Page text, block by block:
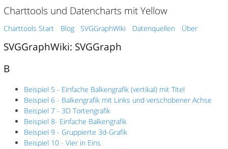
Charttools und Datencharts mit Yellow
Charttools Start Blog SVGGraphWiki Datenquellen Über
SVGGraphWiki: SVGGraph
B
Beispiel 5 - Einfache Balkengrafik (vertikal) mit Titel
Beispiel 6 - Balkengrafik mit Links und verschobener Achse
Beispiel 7 - 3D Tortengrafik
Beispiel 8- Einfache Balkengrafik
Beispiel 9 - Gruppierte 3d-Grafik
Beispiel 10 - Vier in Eins